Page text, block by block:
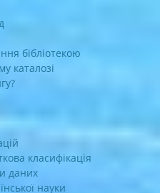
бібліотекою
каталозі
класифікація
даних
науки